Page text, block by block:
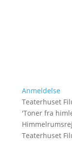
Anmeldelse
Teaterhuset
'Toner fra
Teaterhuset